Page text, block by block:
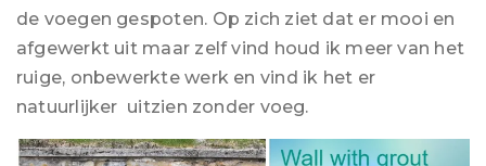
de voegen gespoten. Op zich ziet dat er mooi en
afgewerkt uit maar zelf vind houd ik meer van het
ruige, onbewerkte werk en vind ik het er
natuurlijker uitzien zonder voeg.